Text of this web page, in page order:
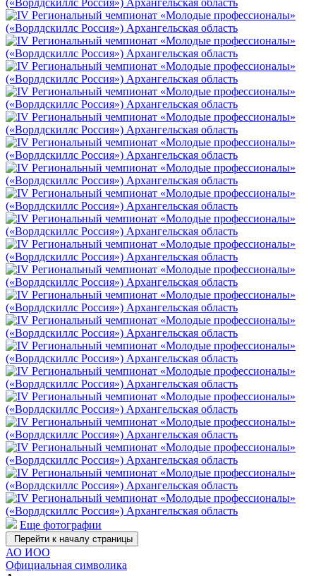
Еще фотографии
Перейти к началу страницы
АО ИОО
Официальная символика